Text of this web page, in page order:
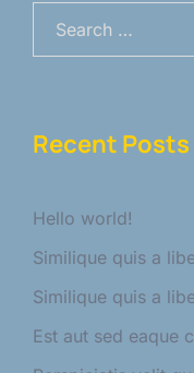
for:
Recent Posts
Hello world!
Similique quis a
Similique quis a
Est aut sed eaque